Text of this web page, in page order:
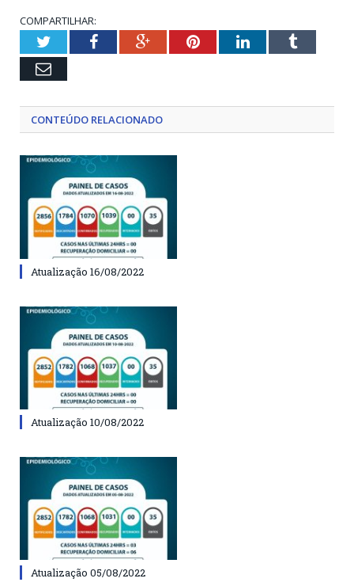
COMPARTILHAR:
TwitterFacebookGoogle+PinterestLinkedInTumblr
Email
CONTEÚDO RELACIONADO
Atualização 16/08/2022
Atualização 10/08/2022
Atualização 05/08/2022